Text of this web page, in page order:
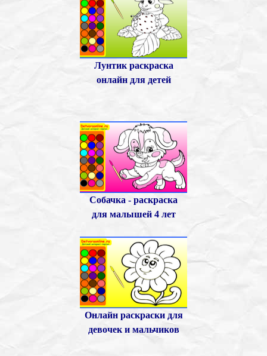
Лунтик раскраска
онлайн для детей
Собачка - раскраска
для малышей4 лет
Онлайн раскраски для
девочек и мальчиков